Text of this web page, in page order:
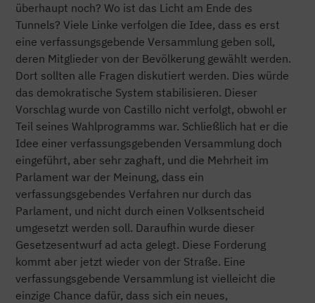
überhaupt noch? Wo ist das Licht am Ende des
Tunnels? Viele Linke verfolgen die Idee, dass es erst
eine verfassungsgebende Versammlung geben soll,
deren Mitglieder von der Bevölkerung gewählt werden.
Dort sollten alle Fragen diskutiert werden. Dies würde
das demokratische System stabilisieren. Dieser
Vorschlag wurde von Castillo nicht verfolgt, obwohl er
Teil seines Wahlprogramms war. Schließlich hat er die
Idee einer verfassungsgebenden Versammlung doch
eingeführt, aber sehr zaghaft, und die Mehrheit im
Parlament war der Meinung, dass ein
verfassungsgebendes Verfahren nur durch das
Parlament, und nicht durch einen Volksentscheid
umgesetzt werden soll. Daraufhin wurde dieser
Gesetzesentwurf ad acta gelegt. Diese Forderung
kommt aber jetzt wieder von der Straße. Eine
verfassungsgebende Versammlung ist vielleicht die
einzige Chance dafür, dass sich ein neues,